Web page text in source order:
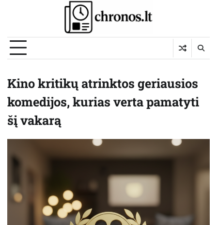
Kino kritikų atrinktos geriausios
komedijos, kurias verta pamatyti
šį vakarą